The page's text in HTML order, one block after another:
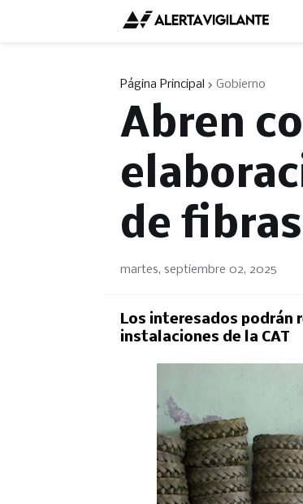
Página Principal Gobierno
Abren
de
martes, septiembre 02, 2025
Los interesados podrán
instalaciones de la CAT